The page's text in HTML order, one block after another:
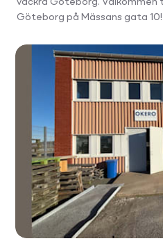
Göteborg på Mässans gata 10!